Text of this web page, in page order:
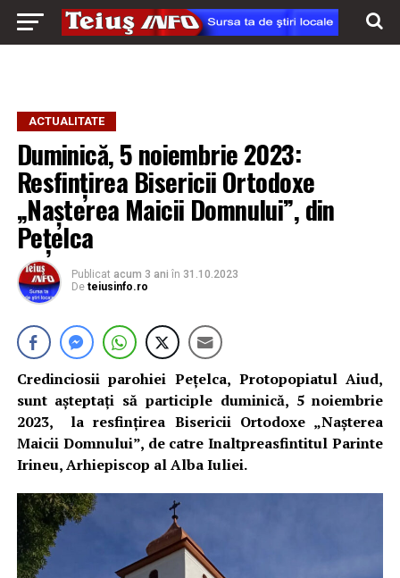
ACTUALITATE
Duminică, 5 noiembrie 2023:
Resfințirea Bisericii Ortodoxe
„Nașterea Maicii Domnului”, din
Pețelca
Publicat acum 3 ani în 31.10.2023
De teiusinfo.ro
Credinciosii parohiei Pețelca, Protopopiatul Aiud,
sunt așteptați să participle duminică, 5 noiembrie
2023, la resfințirea Bisericii Ortodoxe „Nașterea
Maicii Domnului”, de catre Inaltpreasfintitul Parinte
Irineu, Arhiepiscop al Alba Iuliei.